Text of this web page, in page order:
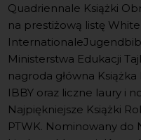
Quadriennale Książki
na prestiżową listę
Ministerstwa Edukacji
nagroda główna
IBBY oraz liczne laury i
Najpiękniejsze Książki
PTWK. Nominowany do